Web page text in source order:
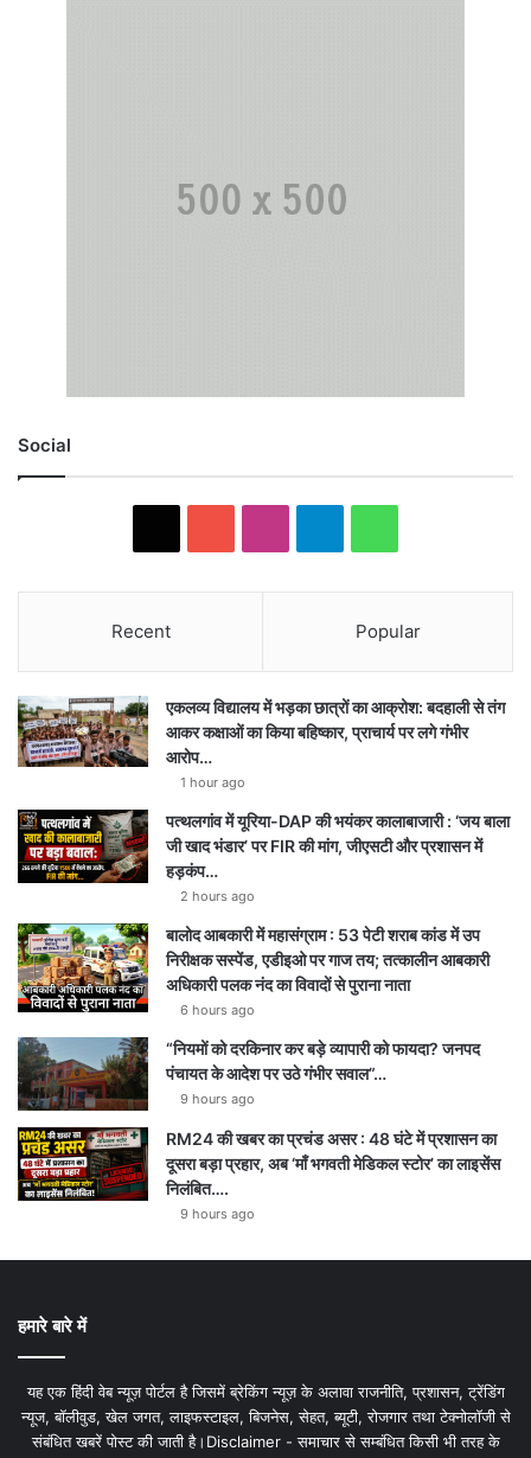
Social
Recent Popular
एकलव्य विद्यालय में भड़का छात्रों का आक्रोश: बदहाली से तंग
आकर कक्षाओं का किया बहिष्कार, प्राचार्य पर लगे गंभीर
आरोप…
1 hour ago
पत्थलगांव में यूरिया-DAP की भयंकर कालाबाजारी : ‘जय बाला
जी खाद भंडार’ पर FIR की मांग, जीएसटी और प्रशासन में
हड़कंप…
2 hours ago
बालोद आबकारी में महासंग्राम : 53 पेटी शराब कांड में उप
निरीक्षक सस्पेंड, एडीइओ पर गाज तय; तत्कालीन आबकारी
अधिकारी पलक नंद का विवादों से पुराना नाता
6 hours ago
“नियमों को दरकिनार कर बड़े व्यापारी को फायदा? जनपद
पंचायत के आदेश पर उठे गंभीर सवाल”…
9 hours ago
RM24 की खबर का प्रचंड असर : 48 घंटे में प्रशासन का
दूसरा बड़ा प्रहार, अब ‘माँ भगवती मेडिकल स्टोर’ का लाइसेंस
निलंबित….
9 hours ago
हमारे बारे में
यह एक हिंदी वेब न्यूज़ पोर्टल है जिसमें ब्रेकिंग न्यूज़ के अलावा राजनीति, प्रशासन, ट्रेंडिंग
न्यूज, बॉलीवुड, खेल जगत, लाइफस्टाइल, बिजनेस, सेहत, ब्यूटी, रोजगार तथा टेक्नोलॉजी से
संबंधित खबरें पोस्ट की जाती है।Disclaimer - समाचार से सम्बंधित किसी भी तरह के